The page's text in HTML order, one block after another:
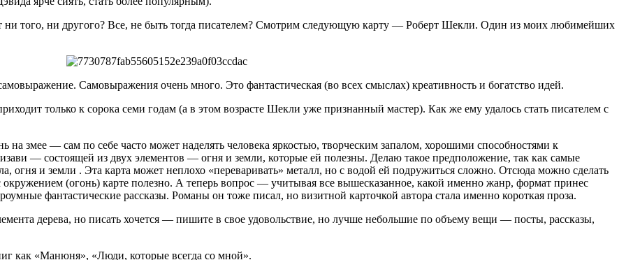
ни того, ни другого? Все, не быть тогда писателем? Смотрим следующую карту — Роберт Шекли. Один из моих любимейших
Самовыражения очень много. Это фантастическая (во всех смыслах) креативность и богатство идей.
только к сорока семи годам (а в этом возрасте Шекли уже признанный мастер). Как же ему удалось стать писателем с
змее — сам по себе часто может наделять человека яркостью, творческим запалом, хорошими способностями к
— состоящей из двух элементов — огня и земли, которые ей полезны. Делаю такое предположение, так как самые
огня и земли . Эта карта может неплохо «переваривать» металл, но с водой ей подружиться сложно. Отсюда можно сделать
(огонь) карте полезно. А теперь вопрос — учитывая все вышесказанное, какой именно жанр, формат принес
фантастические рассказы. Романы он тоже писал, но визитной карточкой автора стала именно короткая проза.
дерева, но писать хочется — пишите в свое удовольствие, но лучше небольшие по объему вещи — посты, рассказы,
как «Манюня», «Люди, которые всегда со мной».